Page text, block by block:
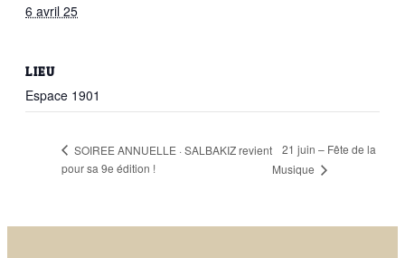
6 avril 25
LIEU
Espace 1901
SOIREE ANNUELLE · SALBAKIZ revient
pour sa 9e édition !
21 juin – Fête de la
Musique